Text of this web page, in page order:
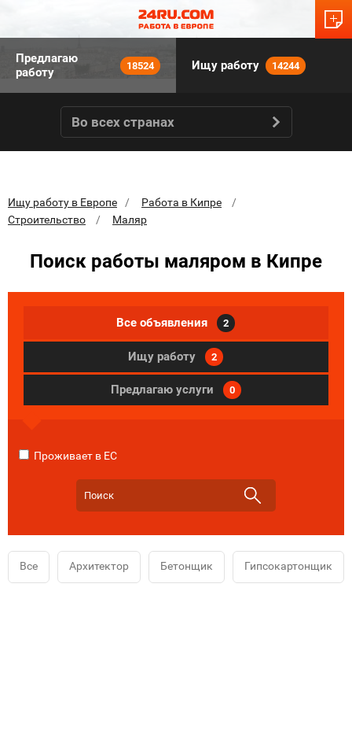
Предлагаю
работу
18524 Ищу работу 14244
Во всех странах
Ищу работу в Европе
Работа в Кипре
Строительство
Маляр
Поиск работы маляром в Кипре
Все объявления 2
Ищу работу 2
Предлагаю услуги 0
Проживает в ЕС
Все Архитектор Бетонщик Гипсокартонщик